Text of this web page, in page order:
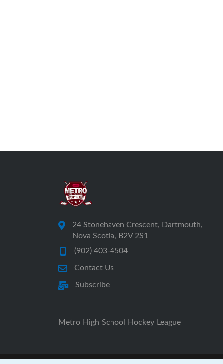
24 Stonehaven Crescent, Dartmouth,
Nova Scotia, B2V 2S1
(902) 403-4504
Contact Us
Subscribe
Metro High School Hockey League